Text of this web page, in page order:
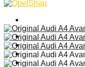
Home
Shop
Teileanfrage
Teileliste